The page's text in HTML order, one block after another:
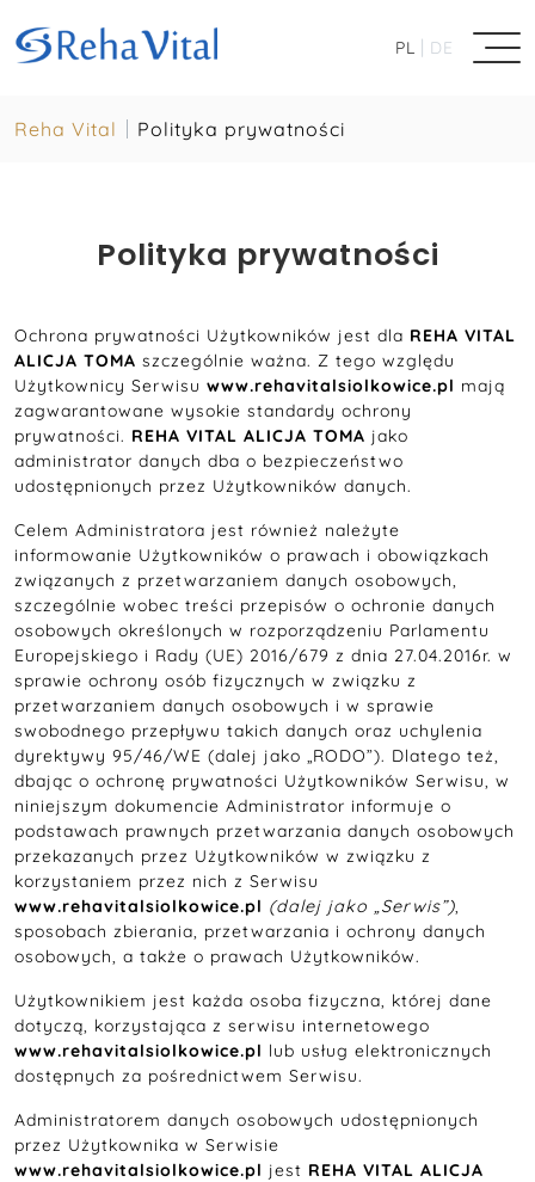
PL | DE
Reha Vital Polityka prywatności
Polityka prywatności
Ochrona prywatności Użytkowników jest dla REHA VITAL
ALICJA TOMA szczególnie ważna. Z tego względu
Użytkownicy Serwisu www.rehavitalsiolkowice.pl mają
zagwarantowane wysokie standardy ochrony
prywatności. REHA VITAL ALICJA TOMA jako
administrator danych dba o bezpieczeństwo
udostępnionych przez Użytkowników danych.
Celem Administratora jest również należyte
informowanie Użytkowników o prawach i obowiązkach
związanych z przetwarzaniem danych osobowych,
szczególnie wobec treści przepisów o ochronie danych
osobowych określonych w rozporządzeniu Parlamentu
Europejskiego i Rady (UE) 2016/679 z dnia 27.04.2016r. w
sprawie ochrony osób fizycznych w związku z
przetwarzaniem danych osobowych i w sprawie
swobodnego przepływu takich danych oraz uchylenia
dyrektywy 95/46/WE (dalej jako „RODO”). Dlatego też,
dbając o ochronę prywatności Użytkowników Serwisu, w
niniejszym dokumencie Administrator informuje o
podstawach prawnych przetwarzania danych osobowych
przekazanych przez Użytkowników w związku z
korzystaniem przez nich z Serwisu
www.rehavitalsiolkowice.pl (dalej jako „Serwis”),
sposobach zbierania, przetwarzania i ochrony danych
osobowych, a także o prawach Użytkowników.
Użytkownikiem jest każda osoba fizyczna, której dane
dotyczą, korzystająca z serwisu internetowego
www.rehavitalsiolkowice.pl lub usług elektronicznych
dostępnych za pośrednictwem Serwisu.
Administratorem danych osobowych udostępnionych
przez Użytkownika w Serwisie
www.rehavitalsiolkowice.pl jest REHA VITAL ALICJA